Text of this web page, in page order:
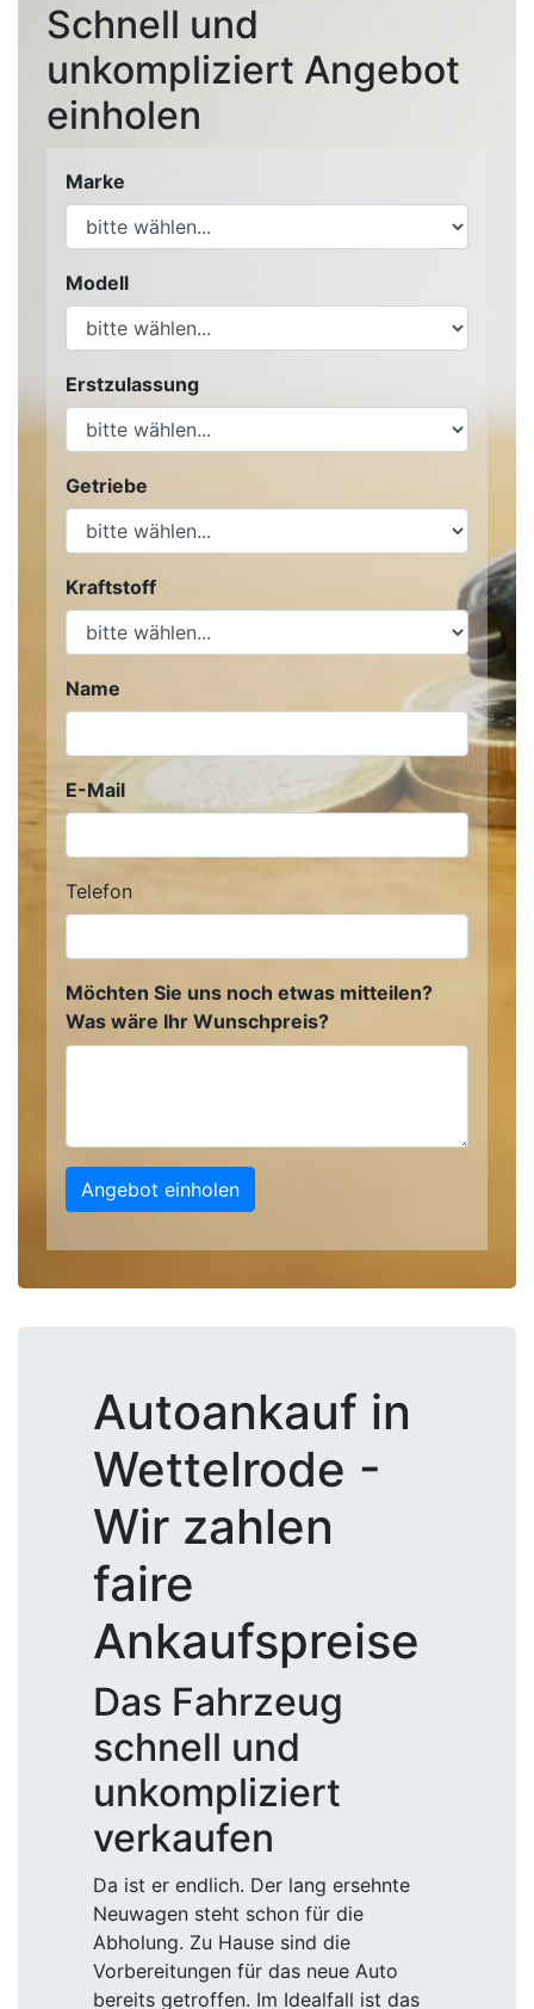
Schnell und
unkompliziert Angebot
einholen
Marke
Modell
Erstzulassung
Getriebe
Kraftstoff
Name
E-Mail
Telefon
Möchten Sie uns noch etwas mitteilen?
Was wäre Ihr Wunschpreis?
Angebot einholen
Autoankauf in
Wettelrode -
Wir zahlen
faire
Ankaufspreise
Das Fahrzeug
schnell und
unkompliziert
verkaufen
Da ist er endlich. Der lang ersehnte
Neuwagen steht schon für die
Abholung. Zu Hause sind die
Vorbereitungen für das neue Auto
bereits getroffen. Im Idealfall ist das